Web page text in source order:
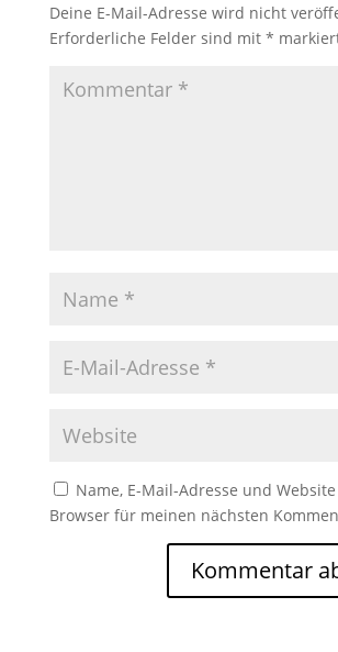
Deine E-Mail-Adresse wird nicht
Erforderliche Felder sind mit *
Name, E-Mail-Adresse und
Browser für meinen nächsten